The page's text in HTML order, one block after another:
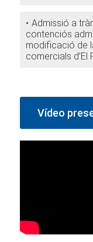
Admissió a
contenciós
modificació de
comercials d’El
Vídeo